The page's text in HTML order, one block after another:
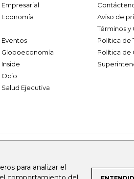
para analizar el
Empresarial
Economía
Eventos
Globoeconomía
Inside
Ocio
Salud Ejecutiva
Aviso de
Términos y
Política de
Política de
bolsaencolombia.com
noticiasrcn.com lafm.com.co